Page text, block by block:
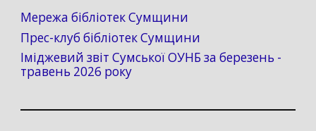
Мережа бібліотек Сумщини
Прес-клуб бібліотек Сумщини
Іміджевий звіт Сумської ОУНБ за березень -
травень 2026 року